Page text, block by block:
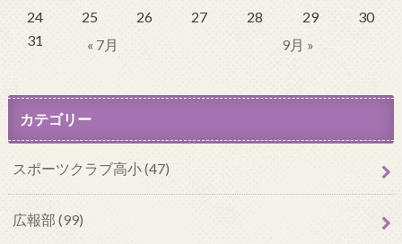
24
25 26 27 28 29
30
31
« 7月 9月 »
カテゴリー
スポーツクラブ高小 (47)
広報部 (99)